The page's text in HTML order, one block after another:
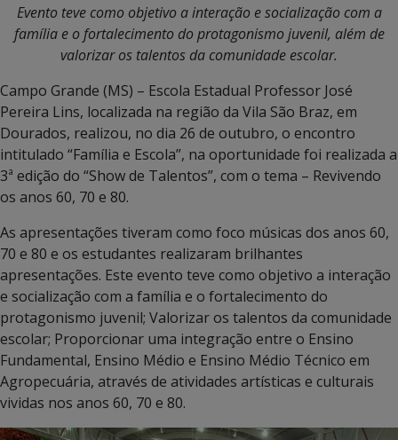
Evento teve como objetivo a interação e socialização com a
família e o fortalecimento do protagonismo juvenil, além de
valorizar os talentos da comunidade escolar.
Campo Grande (MS) – Escola Estadual Professor José
Pereira Lins, localizada na região da Vila São Braz, em
Dourados, realizou, no dia 26 de outubro, o encontro
intitulado “Família e Escola”, na oportunidade foi realizada a
3ª edição do “Show de Talentos”, com o tema – Revivendo
os anos 60, 70 e 80.
As apresentações tiveram como foco músicas dos anos 60,
70 e 80 e os estudantes realizaram brilhantes
apresentações. Este evento teve como objetivo a interação
e socialização com a família e o fortalecimento do
protagonismo juvenil; Valorizar os talentos da comunidade
escolar; Proporcionar uma integração entre o Ensino
Fundamental, Ensino Médio e Ensino Médio Técnico em
Agropecuária, através de atividades artísticas e culturais
vividas nos anos 60, 70 e 80.